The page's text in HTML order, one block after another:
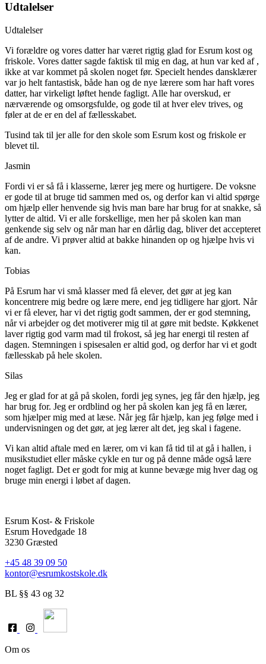
Udtalelser
Udtalelser
Vi forældre og vores datter har været rigtig glad for Esrum kost og
friskole. Vores datter sagde faktisk til mig en dag, at hun var ked af ,
ikke at var kommet på skolen noget før. Specielt hendes dansklærer
var jo helt fantastisk, både han og de nye lærere som har haft vores
datter, har virkeligt løftet hende fagligt. Alle har overskud, er
nærværende og omsorgsfulde, og gode til at hver elev trives, og
føler at de er en del af fællesskabet.
Tusind tak til jer alle for den skole som Esrum kost og friskole er
blevet til.
Jasmin
Fordi vi er så få i klasserne, lærer jeg mere og hurtigere. De voksne
er gode til at bruge tid sammen med os, og derfor kan vi altid spørge
om hjælp eller henvende sig hvis man bare har brug for at snakke, så
lytter de altid. Vi er alle forskellige, men her på skolen kan man
genkende sig selv og når man har en dårlig dag, bliver det accepteret
af de andre. Vi prøver altid at bakke hinanden op og hjælpe hvis vi
kan.
Tobias
På Esrum har vi små klasser med få elever, det gør at jeg kan
koncentrere mig bedre og lære mere, end jeg tidligere har gjort. Når
vi er få elever, har vi det rigtig godt sammen, der er god stemning,
når vi arbejder og det motiverer mig til at gøre mit bedste. Køkkenet
laver rigtig god varm mad til frokost, så jeg har energi til resten af
dagen. Stemningen i spisesalen er altid god, og derfor har vi et godt
fællesskab på hele skolen.
Silas
Jeg er glad for at gå på skolen, fordi jeg synes, jeg får den hjælp, jeg
har brug for. Jeg er ordblind og her på skolen kan jeg få en lærer,
som hjælper mig med at læse. Når jeg får hjælp, kan jeg følge med i
undervisningen og det gør, at jeg lærer alt det, jeg skal i fagene.
Vi kan altid aftale med en lærer, om vi kan få tid til at gå i hallen, i
musikstudiet eller måske cykle en tur og på denne måde også lære
noget fagligt. Det er godt for mig at kunne bevæge mig hver dag og
bruge min energi i løbet af dagen.
Esrum Kost- & Friskole
Esrum Hovedgade 18
3230 Græsted
+45 48 39 09 50
kontor@esrumkostskole.dk
BL §§ 43 og 32
Om os